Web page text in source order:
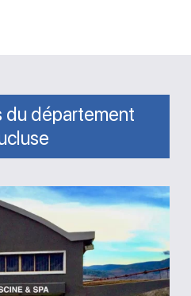
du département
Magasin
Destock
Piscines
Apt